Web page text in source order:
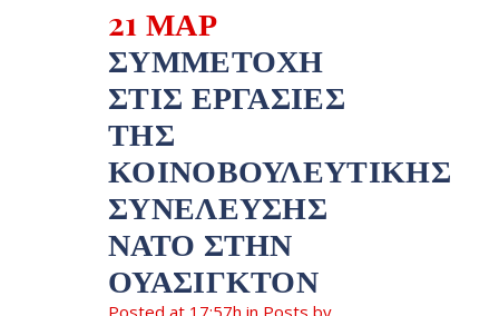
21 ΜΑΡ
ΣΥΜΜΕΤΟΧΉ
ΣΤΙΣ ΕΡΓΑΣΊΕΣ
ΤΗΣ
ΚΟΙΝΟΒΟΥΛΕΥΤΙΚΉΣ
ΣΥΝΈΛΕΥΣΗΣ
ΝΑΤΟ ΣΤΗΝ
ΟΥΆΣΙΓΚΤΟΝ
Posted at 17:57h in Posts by